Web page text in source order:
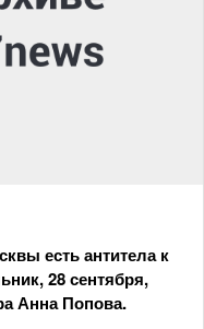
есть антитела к
28 сентября,
Анна Попова.